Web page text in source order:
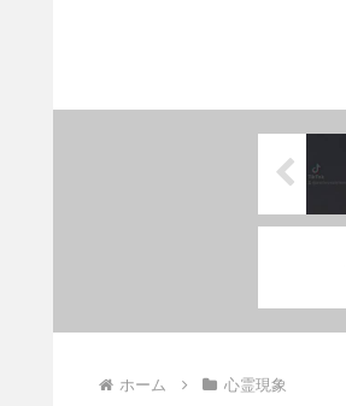
ホーム 心霊現象